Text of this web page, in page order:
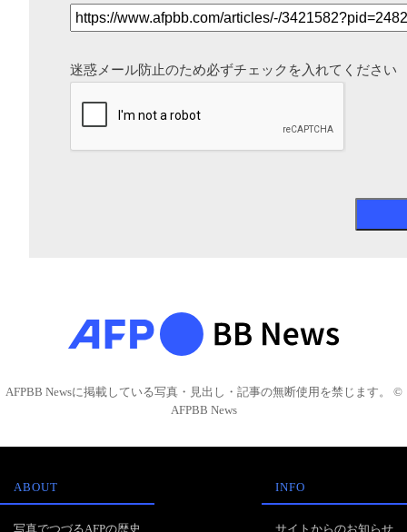
迷惑メール防止のため必ずチェックを入れてください
AFPBB Newsに掲載している写真・見出し・記事の無断使用を禁じます。 ©
AFPBB News
ABOUT
写真でつづるAFPの歴史
INFO
サイトからのお知らせ